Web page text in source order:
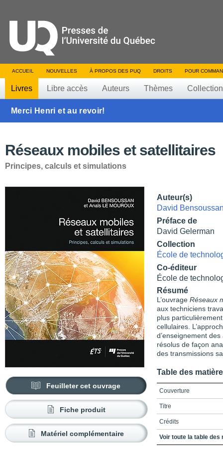
ACCUEIL NOUVELLES À PROPOS DES PUQ DROITS POUR
Livres Libre accès Auteurs Thèmes
Merci Henri et au revoir!
Réseaux mobiles et satellitaires
Principes, calculs et simulations
Feuilleter cet ouvrage
Fiche produit
Matériel complémentaire
Auteur(s)
David
Préface de
David Gelerman
Collection
École de
Co-éditeur
École de
Résumé
L’ouvrage Réseaux
aux techniciens
plus
cellulaires.
d’enseignement
résolus de façon
des transmissions
Table des
Couverture
Titre
Crédits
Préface
Voir toute la table des